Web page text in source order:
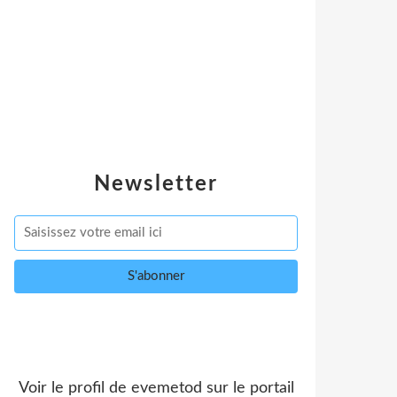
Newsletter
Voir le profil de evemetod sur le portail